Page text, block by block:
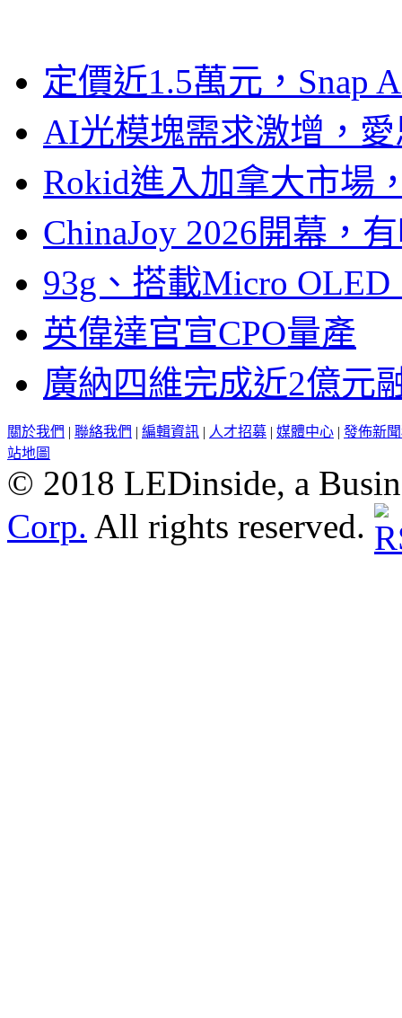
定價近1.5萬元，Snap
AI光模塊需求激增，
Rokid進入加拿大市場
ChinaJoy 2026開幕，
93g、搭載Micro
英偉達官宣CPO量產
廣納四維完成近2億元
關於我們 | 聯絡我們 | 編輯資訊 | 人才招募 | 媒體中心 | 發佈新
站地圖
© 2018 LEDinside, a
Corp. All rights reserved.